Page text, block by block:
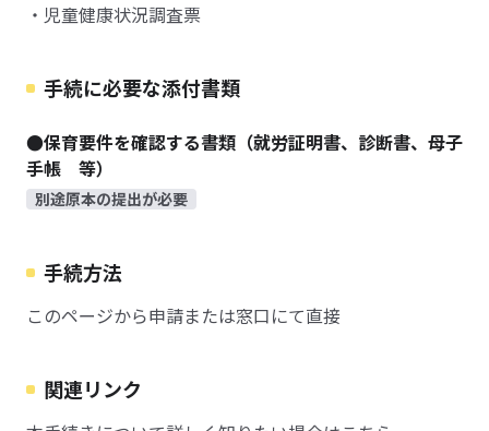
・児童健康状況調査票
手続に必要な添付書類
●保育要件を確認する書類（就労証明書、診断書、母子
手帳 等）
別途原本の提出が必要
手続方法
このページから申請または窓口にて直接
関連リンク